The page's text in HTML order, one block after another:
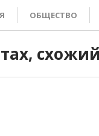
ОБЩЕСТВО